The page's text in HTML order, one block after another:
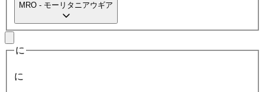
MRO - モーリタニアウギア
に
に